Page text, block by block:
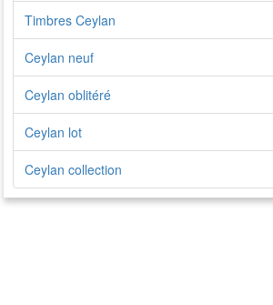
Timbres Ceylan
Ceylan neuf
Ceylan oblitéré
Ceylan lot
Ceylan collection